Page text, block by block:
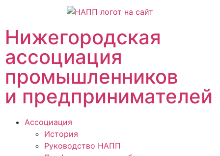
Нижегородская
ассоциация
промышленников
и предпринимателей
Ассоциация
История
Руководство НАПП